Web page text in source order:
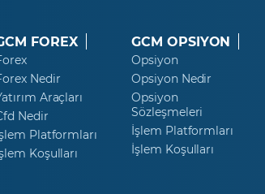
FOREX
Nedir
Araçları
Nedir
Platformları
Koşulları
GCM OPSIYON
Opsiyon
Opsiyon Nedir
Opsiyon
Sözleşmeleri
İşlem Platformları
İşlem Koşulları